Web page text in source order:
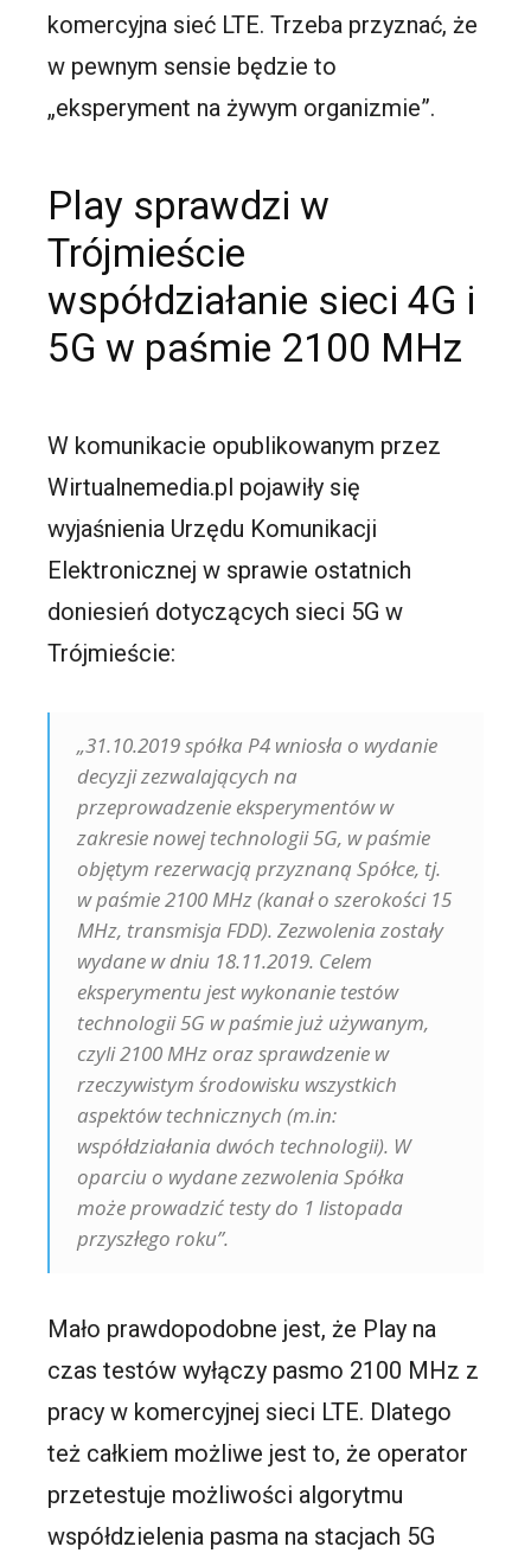
komercyjna sieć LTE. Trzeba przyznać, że
w pewnym sensie będzie to
„eksperyment na żywym organizmie”.
Play sprawdzi w
Trójmieście
współdziałanie sieci 4G i
5G w paśmie 2100 MHz
W komunikacie opublikowanym przez
Wirtualnemedia.pl pojawiły się
wyjaśnienia Urzędu Komunikacji
Elektronicznej w sprawie ostatnich
doniesień dotyczących sieci 5G w
Trójmieście:
„31.10.2019 spółka P4 wniosła o wydanie
decyzji zezwalających na
przeprowadzenie eksperymentów w
zakresie nowej technologii 5G, w paśmie
objętym rezerwacją przyznaną Spółce, tj.
w paśmie 2100 MHz (kanał o szerokości 15
MHz, transmisja FDD). Zezwolenia zostały
wydane w dniu 18.11.2019. Celem
eksperymentu jest wykonanie testów
technologii 5G w paśmie już używanym,
czyli 2100 MHz oraz sprawdzenie w
rzeczywistym środowisku wszystkich
aspektów technicznych (m.in:
współdziałania dwóch technologii). W
oparciu o wydane zezwolenia Spółka
może prowadzić testy do 1 listopada
przyszłego roku”.
Mało prawdopodobne jest, że Play na
czas testów wyłączy pasmo 2100 MHz z
pracy w komercyjnej sieci LTE. Dlatego
też całkiem możliwe jest to, że operator
przetestuje możliwości algorytmu
współdzielenia pasma na stacjach 5G